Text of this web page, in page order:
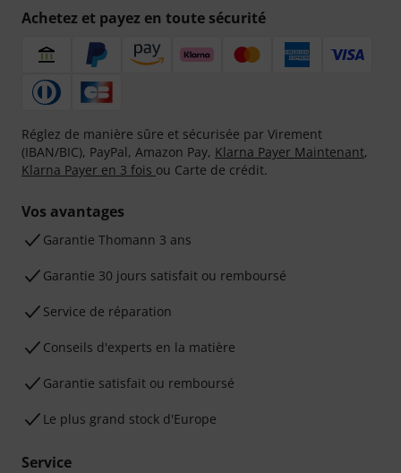
Achetez et payez en toute sécurité
Réglez de manière sûre et sécurisée par Virement
(IBAN/BIC), PayPal, Amazon Pay, Klarna Payer Maintenant,
Klarna Payer en 3 fois ou Carte de crédit.
Vos avantages
Ga­ran­tie Thomann 3 ans
Garantie 30 jours satisfait ou remboursé
Service de réparation
Conseils d'experts en la matière
Garantie satisfait ou remboursé
Le plus grand stock d'Europe
Service